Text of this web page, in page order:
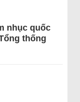
nhục quốc
thống